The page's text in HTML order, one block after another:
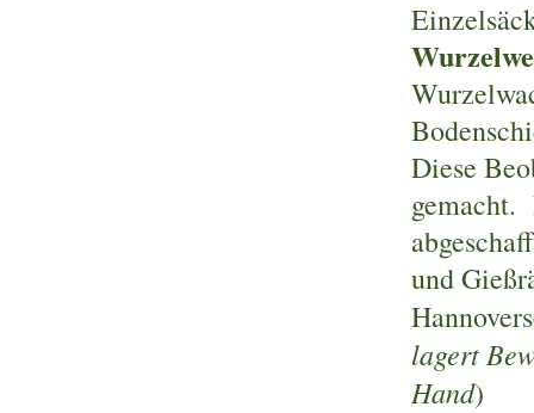
Diese
gemacht.
und
lagert
Hand)